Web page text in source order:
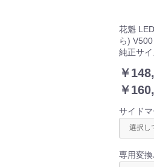
花魁
ら)
純正サイ
載 24V
￥
￥
サイド
専用変